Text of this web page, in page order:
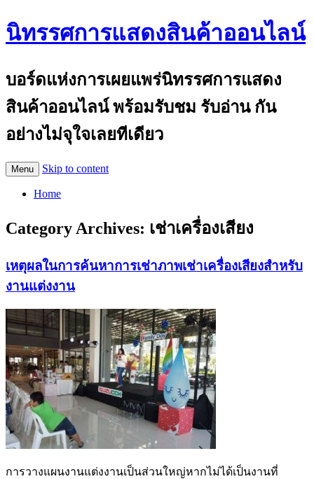
นิทรรศการแสดงสินค้าออนไลน์
บอร์ดแห่งการเผยแพร่นิทรรศการแสดง
สินค้าออนไลน์ พร้อมรับชม รับอ่าน กัน
อย่างไม่จุใจเลยทีเดียว
Menu Skip to content
Home
Category Archives: เช่าเครื่องเสียง
เหตุผลในการค้นหาการเช่าภาพเช่าเครื่องเสียงสำหรับ
งานแต่งงาน
การวางแผนงานแต่งงานเป็นส่วนใหญ่หากไม่ได้เป็นงานที่